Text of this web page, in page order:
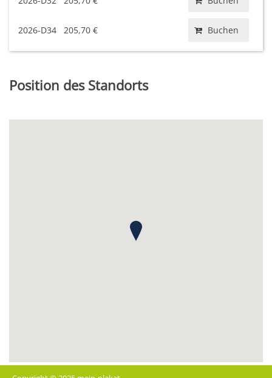
2026-D34 205,70 € Buchen
Position des Standorts